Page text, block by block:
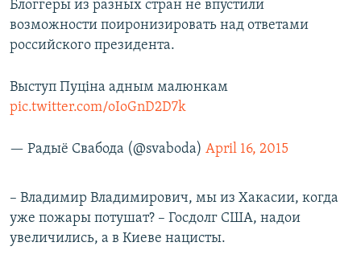
Блоггеры из разных стран не впустили
возможности поиронизировать над ответами
российского президента.
Выступ Пуціна адным малюнкам
pic.twitter.com/oIoGnD2D7k
— Радыё Свабода (@svaboda) April 16, 2015
– Владимир Владимирович, мы из Хакасии, когда
уже пожары потушат? – Госдолг США, надои
увеличились, а в Киеве нацисты.